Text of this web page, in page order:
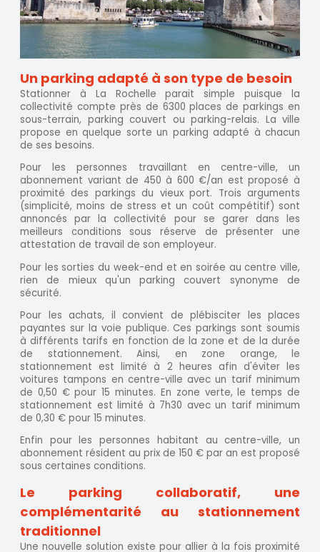
Un parking adapté à son type de besoin
Stationner à La Rochelle parait simple puisque la
collectivité compte près de 6300 places de parkings en
sous-terrain, parking couvert ou parking-relais. La ville
propose en quelque sorte un parking adapté à chacun
de ses besoins.
Pour les personnes travaillant en centre-ville, un
abonnement variant de 450 à 600 €/an est proposé à
proximité des parkings du vieux port. Trois arguments
(simplicité, moins de stress et un coût compétitif) sont
annoncés par la collectivité pour se garer dans les
meilleurs conditions sous réserve de présenter une
attestation de travail de son employeur.
Pour les sorties du week-end et en soirée au centre ville,
rien de mieux qu'un parking couvert synonyme de
sécurité.
Pour les achats, il convient de plébisciter les places
payantes sur la voie publique. Ces parkings sont soumis
à différents tarifs en fonction de la zone et de la durée
de stationnement. Ainsi, en zone orange, le
stationnement est limité à 2 heures afin d'éviter les
voitures tampons en centre-ville avec un tarif minimum
de 0,50 € pour 15 minutes. En zone verte, le temps de
stationnement est limité à 7h30 avec un tarif minimum
de 0,30 € pour 15 minutes.
Enfin pour les personnes habitant au centre-ville, un
abonnement résident au prix de 150 € par an est proposé
sous certaines conditions.
Le parking collaboratif, une
complémentarité au stationnement
traditionnel
Une nouvelle solution existe pour allier à la fois proximité